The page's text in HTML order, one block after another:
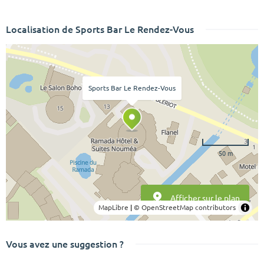
Localisation de Sports Bar Le Rendez-Vous
50 m
MapLibre | © OpenStreetMap contributors
Sports Bar Le Rendez-Vous
Afficher sur le plan
Vous avez une suggestion ?